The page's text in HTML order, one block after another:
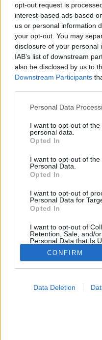
opt-out request is
interest-based ads based
us or personal information
your opt-out. You may
disclosure of your personal
IAB’s list of downstream
also be disclosed by us to
Downstream Participants
Please note that this
not limited to your visit or
grant or deny consent to
use your data for below
consent section.
Personal Data
I want to opt-out of
personal data.
Opted In
I want to opt-out of the
Personal Data.
Opted In
I want to opt-out of
Personal Data for
Opted In
I want to opt-out of
Retention, Sale, and/
Personal Data that Is
Purposes for which it
Opted Out
CONFIRM
Data Deletion
2025. március 14. 19:54